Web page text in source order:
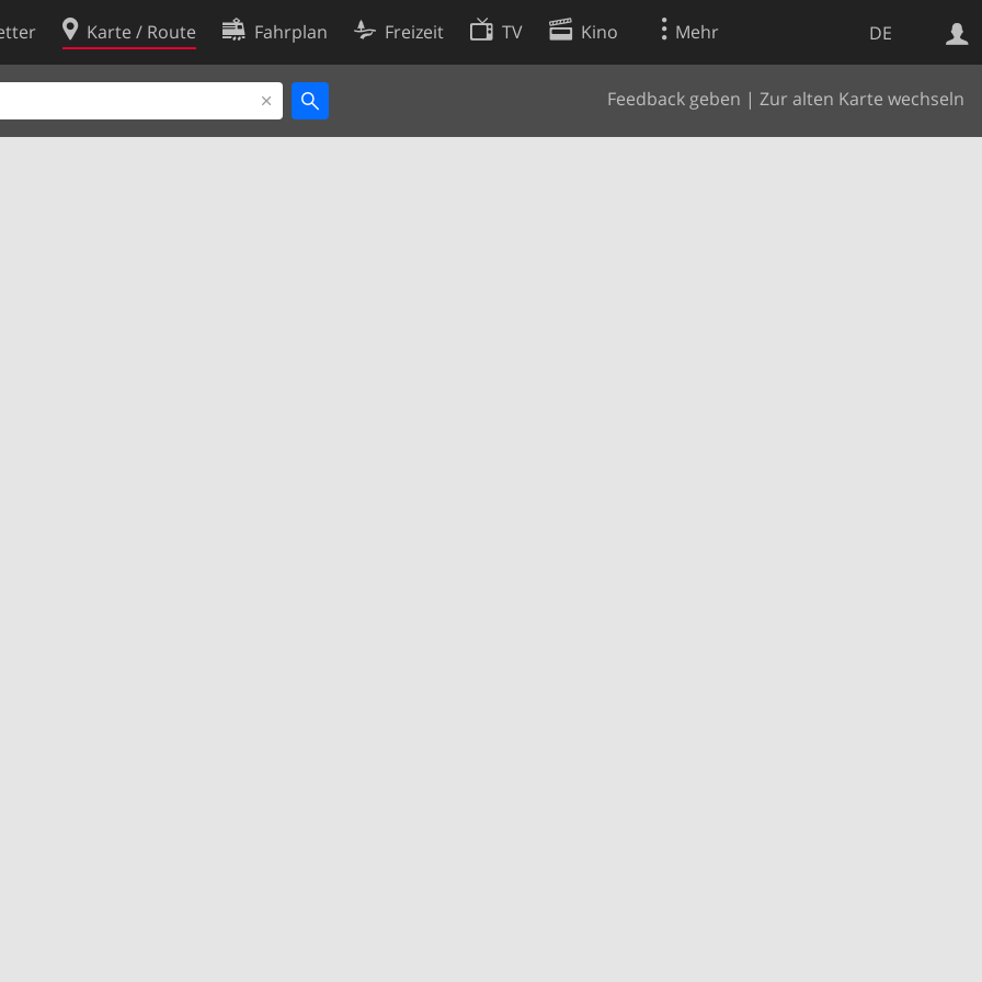
DE
Karte / Route Fahrplan Freizeit TV Kino Mehr
Feedback geben | Zur alten Karte wechseln
Websuche
Cookie-Richtlinie
Cookie-Einstellungen